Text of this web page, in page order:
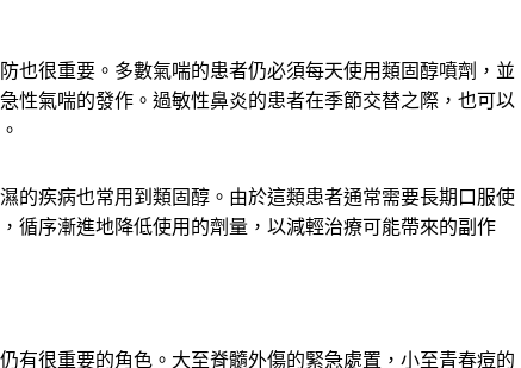
也很重要。多數氣喘的患者仍必須每天使用類固醇噴劑，並
性氣喘的發作。過敏性鼻炎的患者在季節交替之際，也可以
的疾病也常用到類固醇。由於這類患者通常需要長期口服使
循序漸進地降低使用的劑量，以減輕治療可能帶來的副作
有很重要的角色。大至脊髓外傷的緊急處置，小至青春痘的